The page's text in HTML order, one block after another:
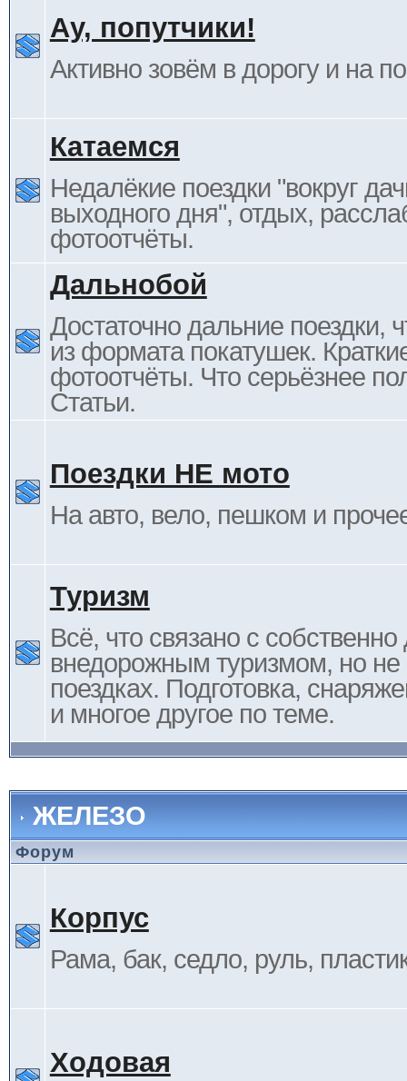
Ау, попутчики!
Активно зовём в дорогу и на
Катаемся
Недалёкие поездки "вокруг
выходного дня", отдых,
фотоотчёты.
Дальнобой
Достаточно дальние поездки,
из формата покатушек.
фотоотчёты. Что серьёзнее
Статьи.
Поездки НЕ мото
На авто, вело, пешком и
Туризм
Всё, что связано с
внедорожным туризмом, но не
поездках. Подготовка,
и многое другое по теме.
ЖЕЛЕЗО
Форум
Корпус
Рама, бак, седло, руль,
Ходовая